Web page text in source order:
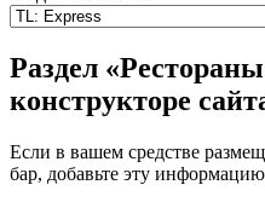
Раздел
конструкторе
Если в вашем средстве
бар, добавьте эту